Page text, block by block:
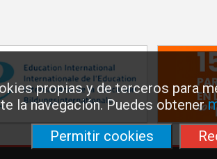
propias y de terceros para
la navegación. Puedes obtener
Permitir cookies